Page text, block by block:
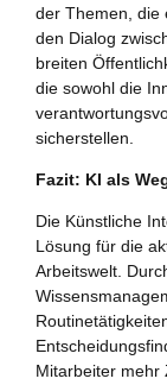
der Themen, die
den Dialog
breiten
die sowohl die
sicherstellen.
Fazit: KI als
Die Künstliche
Lösung für die
Arbeitswelt.
Mitarbeiter mehr